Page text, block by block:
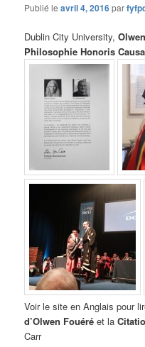
Publié leavril 4, 2016par
Dublin City University,
Philosophie Honoris Causa
Voir le site en Anglais pour
d’Olwen Fouéré et la
Carr